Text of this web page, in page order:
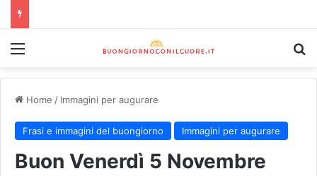
Home / Immagini per augurare
Frasi e immagini del buongiorno Immagini per augurare
Buon Venerdì 5 Novembre